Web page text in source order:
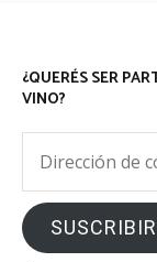
¿QUERÉS SER
VINO?
correo
electrónico
SUSCRIBIR